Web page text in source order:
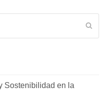
Sostenibilidad en la